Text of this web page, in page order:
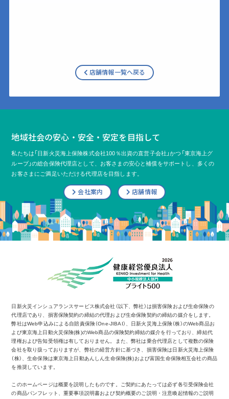
店舗情報一覧へ戻る
地域社会の安心・安全・安定を目指して
私たちは「日新火災海上保険株式会社100％出資の直営子会社」かつ「東京海上グ
ループ」の総合保険代理店として、 お客さまの安心と補償をサポートし、多くの
お客さまにご満足いただける代理店を目指します。
会社案内 店舗情報
日新火災インシュアランスサービス株式会社（以下、弊社）は損害保険および生命保険の
代理店であり、損害保険契約の締結の代理および生命保険契約の締結の媒介をします。
弊社はWeb申込みによる自賠責保険（One-JIBAI）、日新火災海上保険（株）のWeb商品お
よび東京海上日動火災保険(株)のWeb商品の保険契約締結の媒介を行っており、締結代
理権および告知受領権は有しておりません。また、弊社は乗合代理店として複数の保険
会社を取り扱っておりますが、弊社の経営方針に基づき、損害保険は日新火災海上保険
（株）、生命保険は東京海上日動あんしん生命保険(株)および富国生命保険相互会社の商品
を推奨しています。
このホームページは概要を説明したものです。ご契約にあたっては必ず各引受保険会社
の商品パンフレット、重要事項説明書および契約概要のご説明・注意喚起情報のご説明